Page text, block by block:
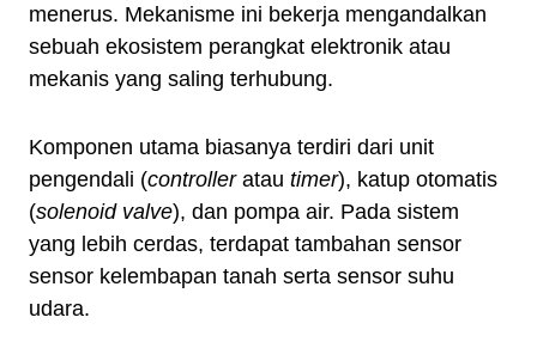
menerus. Mekanisme ini bekerja mengandalkan
sebuah ekosistem perangkat elektronik atau
mekanis yang saling terhubung.
Komponen utama biasanya terdiri dari unit
pengendali (controlleratau timer), katup otomatis
(solenoid valve), dan pompa air. Pada sistem
yang lebih cerdas, terdapat tambahan sensor
sensor kelembapan tanah serta sensor suhu
udara.